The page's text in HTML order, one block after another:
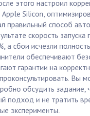
этого настроил
Silicon,
правильный способ
скорость запуска
а сбои исчезли
обеспечивают
гарантии на
Вы
обсудить задание,
подход и не тратить
эксперименты.